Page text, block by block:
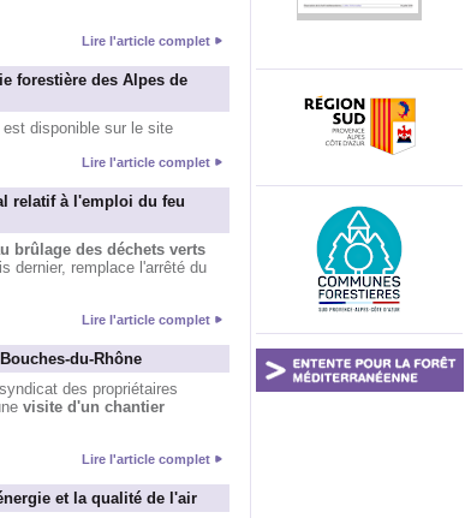
Lire l'article complet
forestière des Alpes de
disponible sur le site
Lire l'article complet
relatif à l'emploi du feu
brûlage des déchets verts
dernier, remplace l'arrêté du
Lire l'article complet
du-Rhône
des propriétaires
visite d'un chantier
Lire l'article complet
et la qualité de l'air